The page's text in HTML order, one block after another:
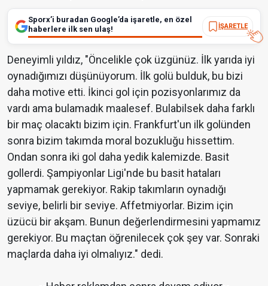
Sporx’i buradan Google’da işaretle, en özel
haberlere ilk sen ulaş!
İŞARETLE
Deneyimli yıldız, "Öncelikle çok üzgünüz. İlk yarıda iyi
oynadığımızı düşünüyorum. İlk golü bulduk, bu bizi
daha motive etti. İkinci gol için pozisyonlarımız da
vardı ama bulamadık maalesef. Bulabilsek daha farklı
bir maç olacaktı bizim için. Frankfurt'un ilk golünden
sonra bizim takımda moral bozukluğu hissettim.
Ondan sonra iki gol daha yedik kalemizde. Basit
gollerdi. Şampiyonlar Ligi'nde bu basit hataları
yapmamak gerekiyor. Rakip takımların oynadığı
seviye, belirli bir seviye. Affetmiyorlar. Bizim için
üzücü bir akşam. Bunun değerlendirmesini yapmamız
gerekiyor. Bu maçtan öğrenilecek çok şey var. Sonraki
maçlarda daha iyi olmalıyız." dedi.